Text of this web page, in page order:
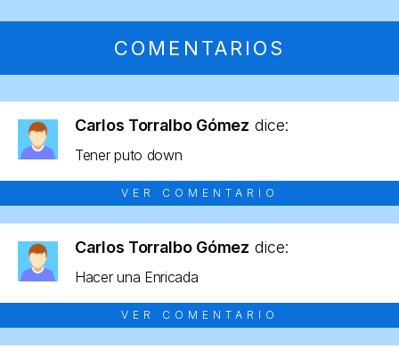
COMENTARIOS
Carlos Torralbo Gómez dice:
Tener puto down
VER COMENTARIO
Carlos Torralbo Gómez dice:
Hacer una Enricada
VER COMENTARIO